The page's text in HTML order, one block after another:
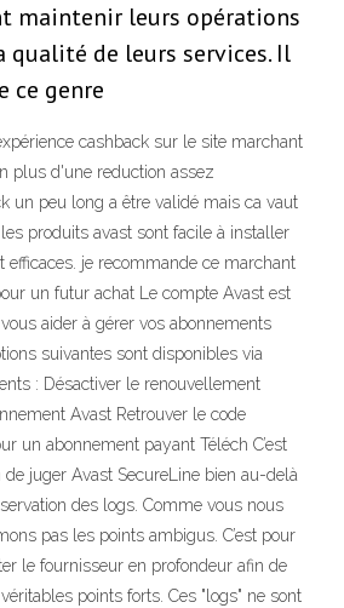
maintenir leurs opérations
qualité de leurs services. Il
ce genre
cashback sur le site marchant
plus d'une reduction assez
un peu long a être validé mais ca vaut
produits avast sont facile à installer
efficaces. je recommande ce marchant
un futur achat Le compte Avast est
aider à gérer vos abonnements
suivantes sont disponibles via
: Désactiver le renouvellement
Avast Retrouver le code
un abonnement payant Téléch C’est
de juger Avast SecureLine bien au-delà
des logs. Comme vous nous
pas les points ambigus. C’est pour
le fournisseur en profondeur afin de
points forts. Ces "logs" ne sont